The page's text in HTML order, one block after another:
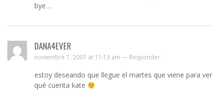
bye…
DANA4EVER
noviembre 7, 2007 at 11:13 am — Responder
estoy deseando que llegue el martes que viene para ver
qué cuenta kate